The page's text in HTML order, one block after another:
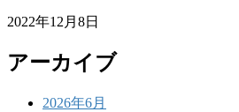
2022年12月8日
アーカイブ
2026年6月